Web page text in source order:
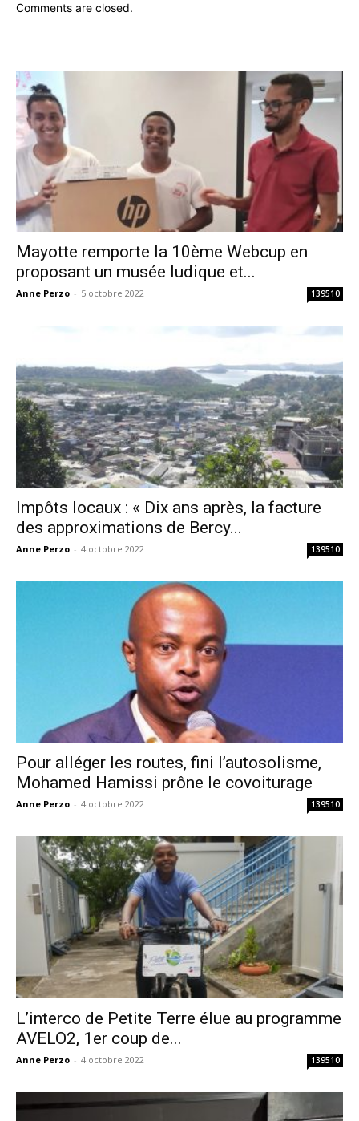
Comments are closed.
Mayotte remporte la 10ème Webcup en
proposant un musée ludique et...
Anne Perzo - 5 octobre 2022 139510
Impôts locaux : « Dix ans après, la facture
des approximations de Bercy...
Anne Perzo - 4 octobre 2022 139510
Pour alléger les routes, fini l’autosolisme,
Mohamed Hamissi prône le covoiturage
Anne Perzo - 4 octobre 2022 139510
L’interco de Petite Terre élue au programme
AVELO2, 1er coup de...
Anne Perzo - 4 octobre 2022 139510